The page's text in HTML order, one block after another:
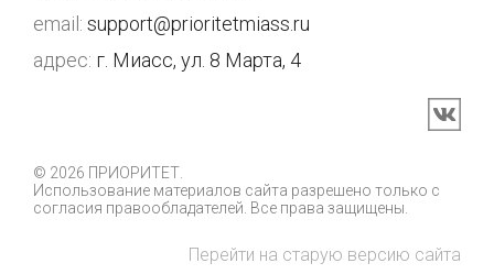
email: support@prioritetmiass.ru
адрес: г. Миасс, ул. 8 Марта, 4
© 2026 ПРИОРИТЕТ.
Использование материалов сайта разрешено только с
согласия правообладателей. Все права защищены.
Перейти на старую версию сайта